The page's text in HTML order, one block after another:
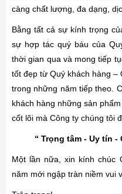
càng chất lượng, đa dạng,
Bằng tất cả sự kính trọng
sự hợp tác quý báu của
thời gian qua và mong tiếp
tốt đẹp từ Quý khách hàng –
trong những năm tiếp theo.
khách hàng những sản
cốt lõi mà Công ty chúng tôi
“ Trọng tâm - Uy tín
Một lần nữa, xin kính chúc
năm mới ngập tràn niềm vui